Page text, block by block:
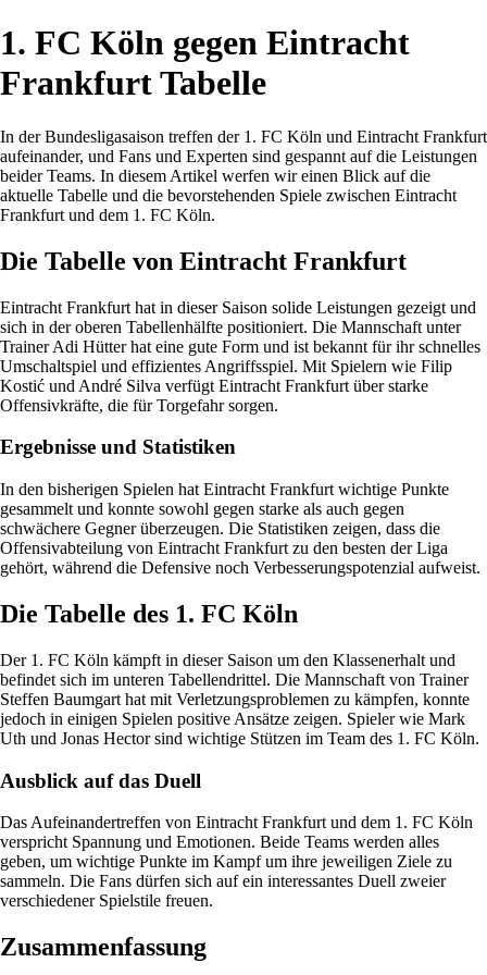
1. FC Köln gegen Eintracht
Frankfurt Tabelle
In der Bundesligasaison treffen der 1. FC Köln und Eintracht Frankfurt
aufeinander, und Fans und Experten sind gespannt auf die Leistungen
beider Teams. In diesem Artikel werfen wir einen Blick auf die
aktuelle Tabelle und die bevorstehenden Spiele zwischen Eintracht
Frankfurt und dem 1. FC Köln.
Die Tabelle von Eintracht Frankfurt
Eintracht Frankfurt hat in dieser Saison solide Leistungen gezeigt und
sich in der oberen Tabellenhälfte positioniert. Die Mannschaft unter
Trainer Adi Hütter hat eine gute Form und ist bekannt für ihr schnelles
Umschaltspiel und effizientes Angriffsspiel. Mit Spielern wie Filip
Kostić und André Silva verfügt Eintracht Frankfurt über starke
Offensivkräfte, die für Torgefahr sorgen.
Ergebnisse und Statistiken
In den bisherigen Spielen hat Eintracht Frankfurt wichtige Punkte
gesammelt und konnte sowohl gegen starke als auch gegen
schwächere Gegner überzeugen. Die Statistiken zeigen, dass die
Offensivabteilung von Eintracht Frankfurt zu den besten der Liga
gehört, während die Defensive noch Verbesserungspotenzial aufweist.
Die Tabelle des 1. FC Köln
Der 1. FC Köln kämpft in dieser Saison um den Klassenerhalt und
befindet sich im unteren Tabellendrittel. Die Mannschaft von Trainer
Steffen Baumgart hat mit Verletzungsproblemen zu kämpfen, konnte
jedoch in einigen Spielen positive Ansätze zeigen. Spieler wie Mark
Uth und Jonas Hector sind wichtige Stützen im Team des 1. FC Köln.
Ausblick auf das Duell
Das Aufeinandertreffen von Eintracht Frankfurt und dem 1. FC Köln
verspricht Spannung und Emotionen. Beide Teams werden alles
geben, um wichtige Punkte im Kampf um ihre jeweiligen Ziele zu
sammeln. Die Fans dürfen sich auf ein interessantes Duell zweier
verschiedener Spielstile freuen.
Zusammenfassung